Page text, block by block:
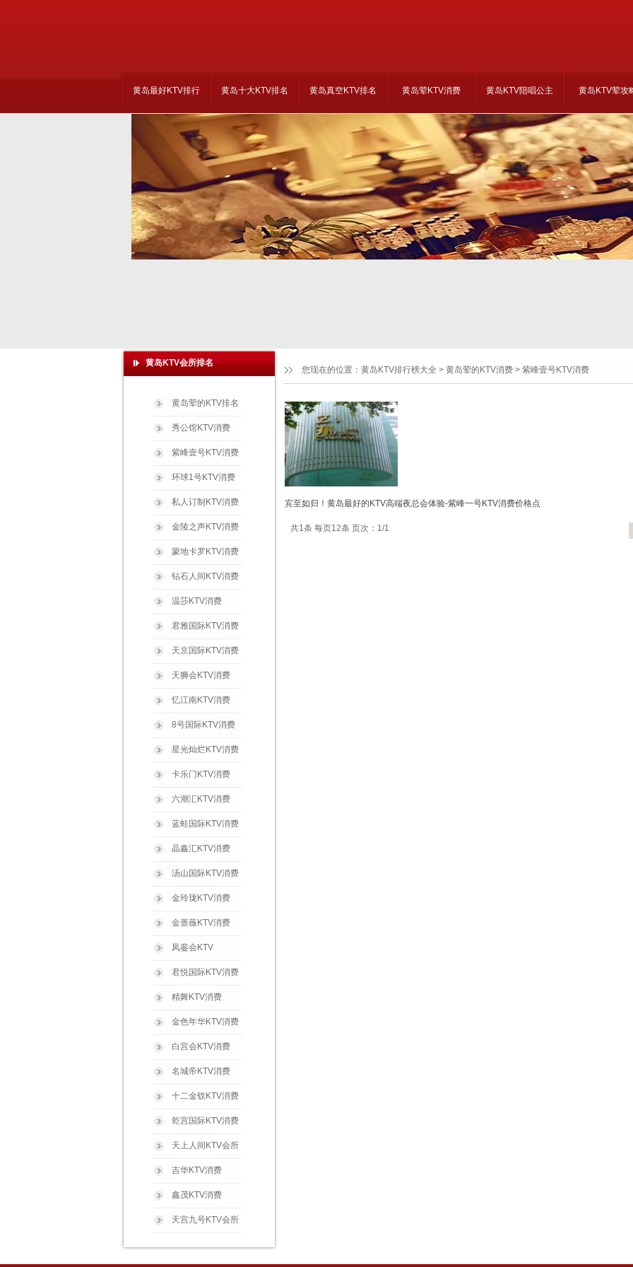
黄岛最好KTV排行 黄岛十大KTV排名 黄岛真空KTV排名 黄岛荤KTV消费 黄岛KTV陪唱公主 黄岛KTV荤攻
宾至如归！黄岛最好的KTV高端夜总会体验-紫峰一号KTV消费价格点
共1条 每页12条 页次：1/1
您现在的位置： 黄岛KTV排行榜大全 > 黄岛荤的KTV消费 > 紫峰壹号KTV消费
黄岛KTV会所排名
黄岛荤的KTV排名
秀公馆KTV消费
紫峰壹号KTV消费
环球1号KTV消费
私人订制KTV消费
金陵之声KTV消费
蒙地卡罗KTV消费
钻石人间KTV消费
温莎KTV消费
君雅国际KTV消费
天京国际KTV消费
天狮会KTV消费
忆江南KTV消费
8号国际KTV消费
星光灿烂KTV消费
卡乐门KTV消费
六潮汇KTV消费
蓝蛙国际KTV消费
晶鑫汇KTV消费
汤山国际KTV消费
金玲珑KTV消费
金蔷薇KTV消费
凤銮会KTV
君悦国际KTV消费
精舞KTV消费
金色年华KTV消费
白宫会KTV消费
名城帝KTV消费
十二金钗KTV消费
乾宫国际KTV消费
天上人间KTV会所
吉华KTV消费
鑫茂KTV消费
天宫九号KTV会所